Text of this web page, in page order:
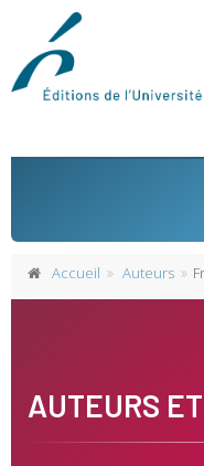
Accueil Auteurs
AUTEURS